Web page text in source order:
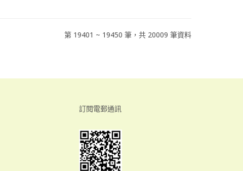
第 19401 ~ 19450 筆，共 20009 筆資料
訂閱電郵通訊